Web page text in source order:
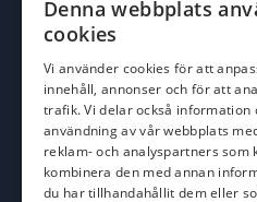
johan@batofiske.se
kim@batofiske.se
Adress
Karlskrona Båt & Fiske AB
Lallerstedts gata 4
371 54 Karlskrona
Denna webbplats
cookies
Vi använder cookies för att
innehåll, annonser och för att
trafik. Vi delar också information
användning av vår webbplats
reklam- och analyspartners som
kombinera den med annan
du har tillhandahållit dem eller